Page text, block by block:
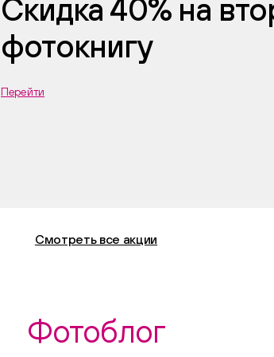
Скидка 40% на
фотокнигу
Перейти
Смотреть все акции
Фотоблог